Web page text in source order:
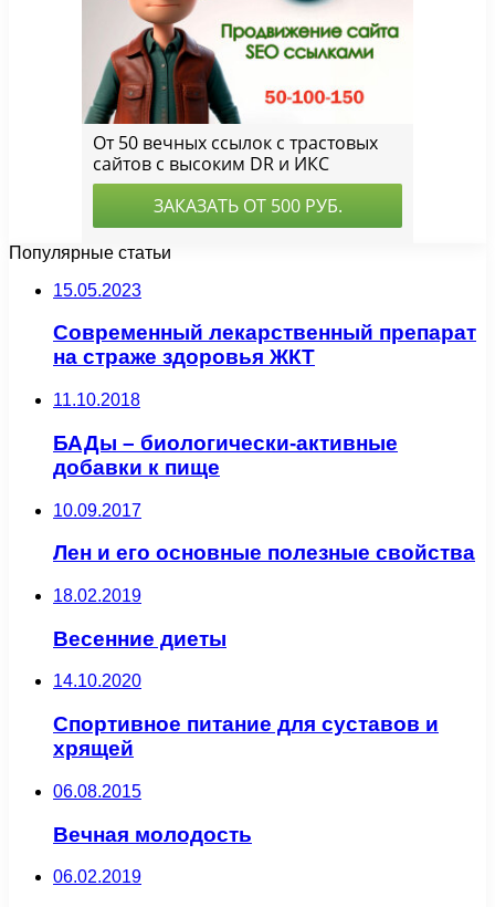
Популярные статьи
15.05.2023
Современный лекарственный препарат
на страже здоровья ЖКТ
11.10.2018
БАДы – биологически-активные
добавки к пище
10.09.2017
Лен и его основные полезные свойства
18.02.2019
Весенние диеты
14.10.2020
Спортивное питание для суставов и
хрящей
06.08.2015
Вечная молодость
06.02.2019